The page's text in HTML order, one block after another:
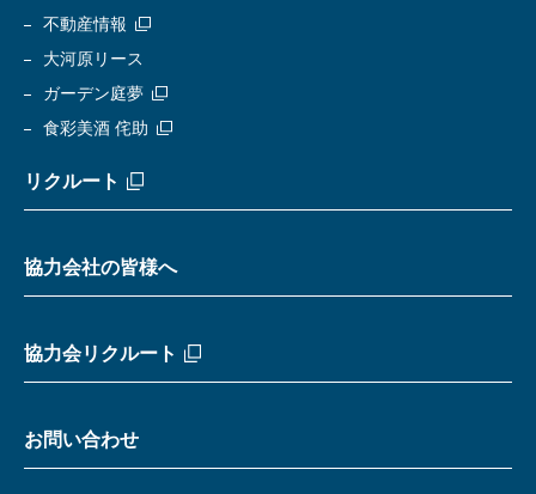
不動産情報
大河原リース
ガーデン庭夢
食彩美酒 侘助
リクルート
協力会社の皆様へ
協力会リクルート
お問い合わせ